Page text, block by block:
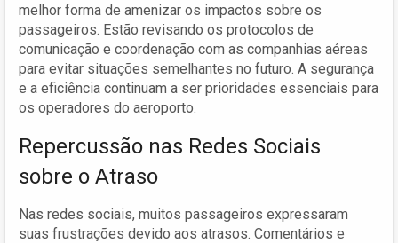
melhor forma de amenizar os impactos sobre os
passageiros. Estão revisando os protocolos de
comunicação e coordenação com as companhias aéreas
para evitar situações semelhantes no futuro. A segurança
e a eficiência continuam a ser prioridades essenciais para
os operadores do aeroporto.
Repercussão nas Redes Sociais
sobre o Atraso
Nas redes sociais, muitos passageiros expressaram
suas frustrações devido aos atrasos. Comentários e